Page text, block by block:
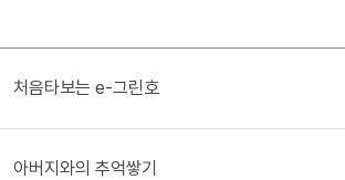
처음타보는 e-그린호
아버지와의 추억쌓기